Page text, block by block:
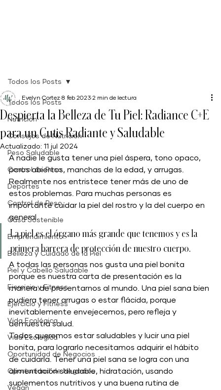
Todos los Posts
Nutrición
Consejos de Nutrición
Peso Saludable
Control de Peso
Deportes
Control de Peso
Casa Sostenible
Emprendimiento
Belleza y Cuidado de la Piel
Piel y Cabello Saludable
Ejercicio y Fitness
Ejercicio y Fitness
Vida Ecológica
Vida Ecológica
Oportunidad de Negocios
Oportunidad de Negocios
Vegan
Todos los Posts
Despierta la Belleza de Tu Piel: Radiance C+E
para un Cutis Radiante y Saludable
Evelyn Cortez 8 feb 2023 2 min de lectura
Actualizado: 11 jul 2024
A nadie le gusta tener una piel áspera, tono opaco,
poros abiertos, manchas de la edad, y arrugas.
Realmente nos entristece tener más de uno de
estos problemas. Para muchas personas es
importante cuidar la piel del rostro y la del cuerpo en
general.
La piel es el órgano más grande que tenemos y es la
primera barrera de protección de nuestro cuerpo.
A todas las personas nos gusta una piel bonita
porque es nuestra carta de presentación es la
manera de presentarnos al mundo. Una piel sana bien
pudiera tener arrugas o estar flácida, porque
inevitablemente envejecemos, pero refleja y
demuestra salud.
Todos queremos estar saludables y lucir una piel
bonita, para lograrlo necesitamos adquirir el hábito
de cuidarla. Tener una piel sana se logra con una
alimentación saludable, hidratación, usando
suplementos nutritivos y una buena rutina de